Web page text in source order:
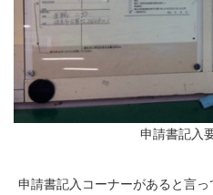
申請書記入
申請書記入コーナーがあると言